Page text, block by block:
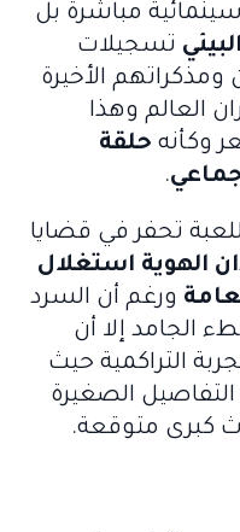
مباشرة بل
تسجيلات
الأخيرة
العالم وهذا
وكأنه حلقة
.
تحفر في قضايا
الهوية استغلال
ورغم أن السرد
الجامد إلا أن
التراكمية حيث
الصغيرة
كبرى متوقعة.